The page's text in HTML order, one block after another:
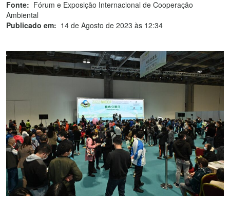
Fonte: Fórum e Exposição Internacional de Cooperação
Ambiental
Publicado em: 14 de Agosto de 2023 às 12:34